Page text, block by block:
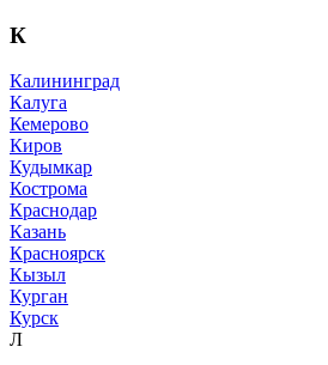
К
Калининград
Калуга
Кемерово
Киров
Кудымкар
Кострома
Краснодар
Казань
Красноярск
Кызыл
Курган
Курск
Л